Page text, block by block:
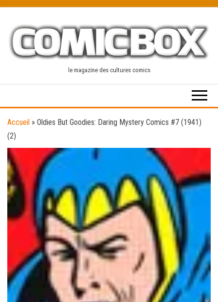
content
le magazine des cultures comics
Accueil » Oldies But Goodies: Daring Mystery Comics #7 (1941)
(2)